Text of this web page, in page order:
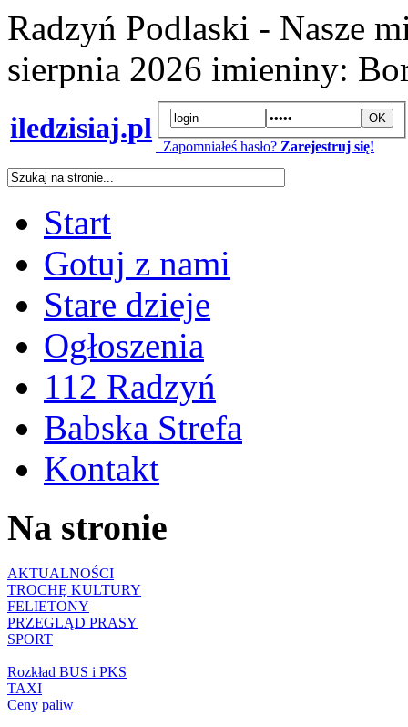
Radzyń Podlaski - Nasze
sierpnia 2026 imieniny:
iledzisiaj.pl
Zapomniałeś hasło? Zarejestruj się!
Start
Gotuj z nami
Stare dzieje
Ogłoszenia
112 Radzyń
Babska Strefa
Kontakt
Na stronie
AKTUALNOŚCI
TROCHĘ KULTURY
FELIETONY
PRZEGLĄD PRASY
SPORT
Rozkład BUS i PKS
TAXI
Ceny paliw